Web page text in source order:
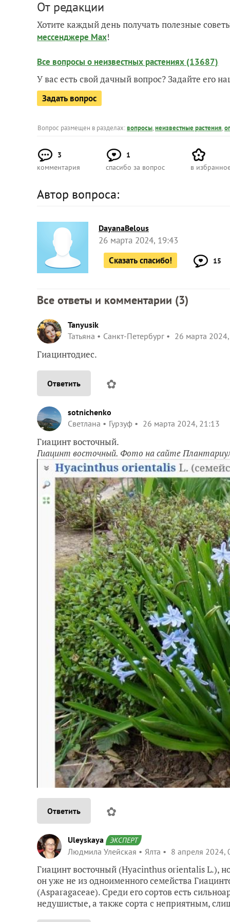
От редакции
Хотите каждый день получать полезные
мессенджере Max!
Все вопросы о неизвестных растениях (13687)
У вас есть свой дачный вопрос? Задайте его
Задать вопрос
Вопрос размещен в разделах:вопросы,неизвестные растения,
3
комментария
1
спасибо за вопрос
в
Автор вопроса:
DayanaBelous
26 марта 2024, 19:43
Сказать спасибо!
15
Все ответы и комментарии (3)
Tanyusik
Татьяна
Санкт-Петербург 26 марта
Гиацинтодиес.
Ответить ✿
sotnichenko
Светлана
Гурзуф 26 марта 2024, 21:13
Гиацинт восточный.
Гиацинт восточный. Фото на сайте
Ответить ✿
Uleyskaya ЭКСПЕРТ
Людмила Улейская Ялта 8 апреля 2024,
Гиацинт восточный (Hyacinthus orientalis L.),
он уже не из одноименного семейства
(Asparagaceae). Среди его сортов есть
недушистые, а также сорта с неприятным,